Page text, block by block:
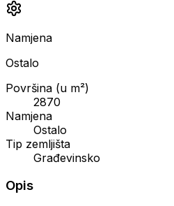
Namjena
Ostalo
Površina (u m²)
2870
Namjena
Ostalo
Tip zemljišta
Građevinsko
Opis